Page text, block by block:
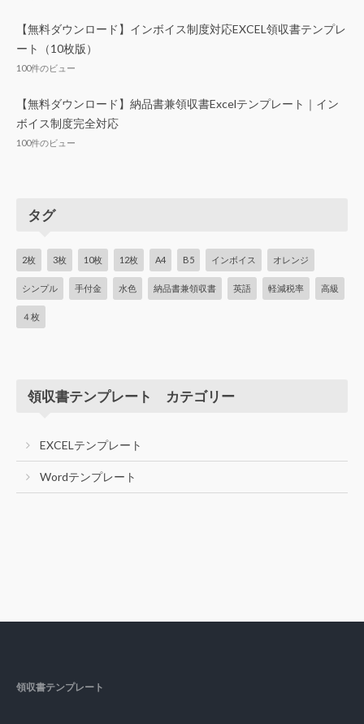
【無料ダウンロード】インボイス制度対応EXCEL領収書テンプレ
ート（10枚版）
100件のビュー
【無料ダウンロード】納品書兼領収書Excelテンプレート｜イン
ボイス制度完全対応
100件のビュー
タグ
2枚 3枚 10枚 12枚 A4 B5 インボイス オレンジ
シンプル 手付金 水色 納品書兼領収書 英語 軽減税率 高級
４枚
領収書テンプレート カテゴリー
EXCELテンプレート
Wordテンプレート
領収書テンプレート